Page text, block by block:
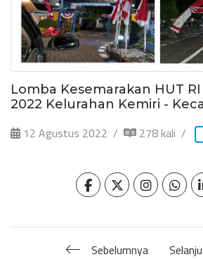
Lomba Kesemarakan HUT
2022 Kelurahan Kemiri -
12 Agustus 2022 278 kali
Sebelumnya